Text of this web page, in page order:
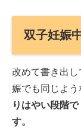
双子妊娠
改めて書き出
娠でも同じよう
りはやい段階
す。